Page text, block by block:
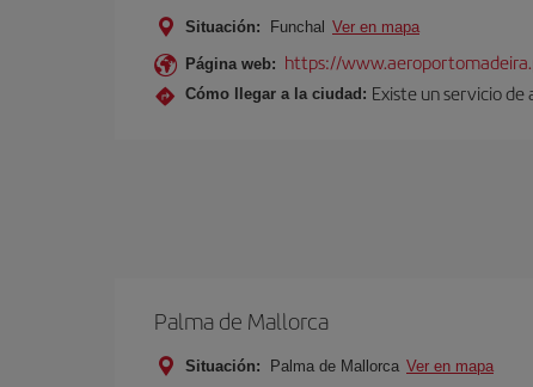
Situación: Funchal Ver en mapa
Página web: https://
Cómo llegar a la ciudad: Existe un servicio
Palma de Mallorca
Situación: Palma de Mallorca Ver en mapa